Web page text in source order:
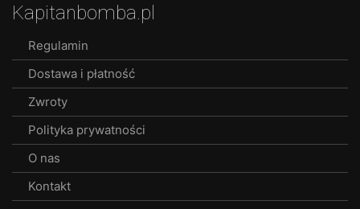
chosen
product
Kapitanbomba.pl
Regulamin
Dostawa i płatność
Zwroty
Polityka prywatności
O nas
Kontakt